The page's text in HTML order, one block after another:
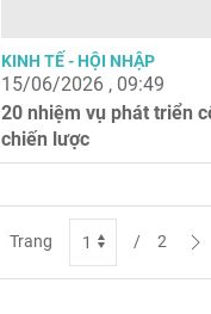
KINH TẾ - HỘI NHẬP
15/06/2026 , 09:49
20 nhiệm vụ phát triển
chiến lược
Trang / 2